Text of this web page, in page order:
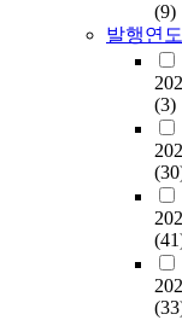
(9)
발행연도
(3)